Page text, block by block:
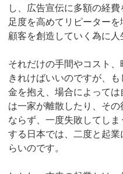
し、広告宣伝に多額の経
足度を高めてリピーター
顧客を創造していく為に人
それだけの手間やコスト
きれけばいいのですが、
金を抱え、場合によって
は一家が離散したり、そ
ならず、一度失敗してし
する日本では、二度と起
らいのです。